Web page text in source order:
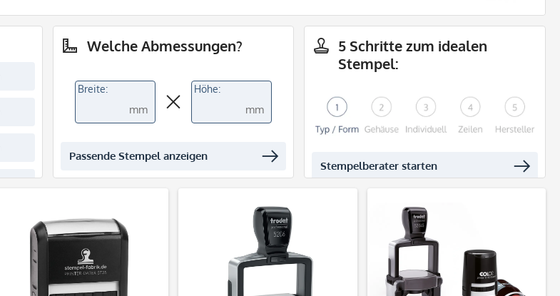
Welche Abmessungen?
Breite:
mm
Höhe:
mm
Passende Stempel anzeigen
5 Schritte zum idealen
Stempel:
Stempelberater starten